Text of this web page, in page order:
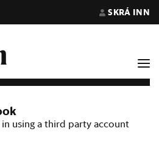
SKRÁ INN
using a third party account